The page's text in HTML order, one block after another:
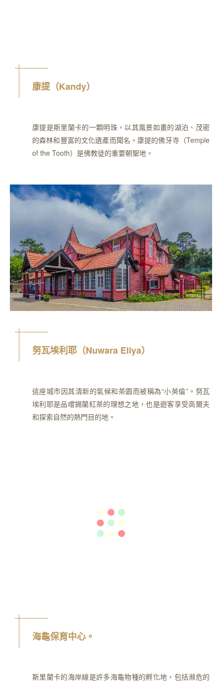
康提（Kandy）
康提是斯里蘭卡的一顆明珠，以其風景如畫的湖泊、茂密
的森林和豐富的文化遺產而聞名。康提的佛牙寺（Temple
of the Tooth）是佛教徒的重要朝聖地。
努瓦埃利耶（Nuwara Eliya）
這座城市因其清新的氣候和茶園而被稱為“小英倫”。努瓦
埃利耶是品嚐錫蘭紅茶的理想之地，也是遊客享受高爾夫
和探索自然的熱門目的地。
海龜保育中心。
斯里蘭卡的海岸線是許多海龜物種的孵化地，包括瀕危的